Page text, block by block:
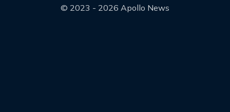
© 2023 - 2026 Apollo News